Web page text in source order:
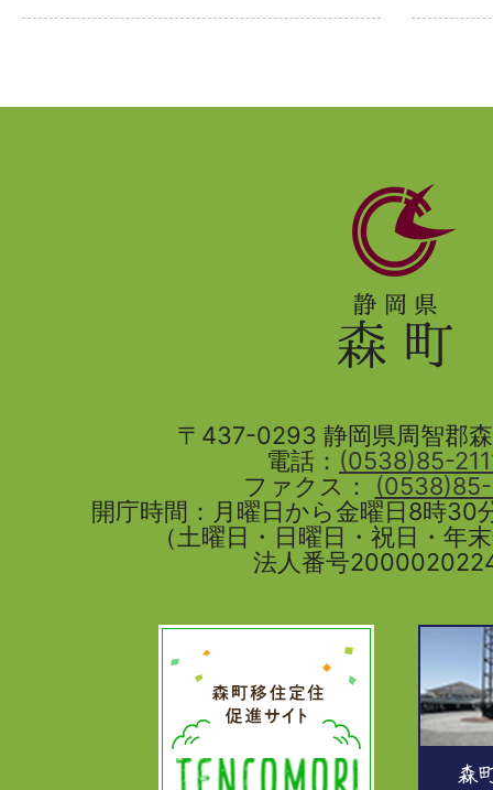
静
岡
県
森
町
〒437-0293 静岡県周智郡
電話： (0538)85-
ファクス：
開庁時間：月曜日から金曜日8時30
（土曜日・日曜日・祝日・年
法人番号